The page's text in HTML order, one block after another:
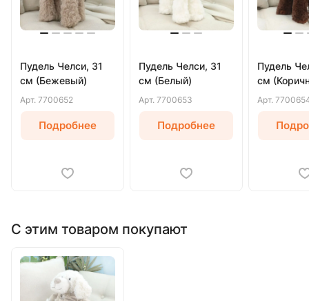
Пудель Челси, 31
см (Бежевый)
Арт. 7700652
Подробнее
Пудель Челси, 31
см (Белый)
Арт. 7700653
Подробнее
Пудель
см
Арт.
С этим товаром покупают